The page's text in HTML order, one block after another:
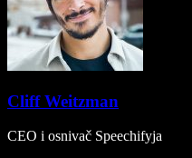
Cliff Weitzman
CEO i osnivač Speechifyja